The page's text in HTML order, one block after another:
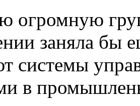
огромную
заняла бы
системы
в